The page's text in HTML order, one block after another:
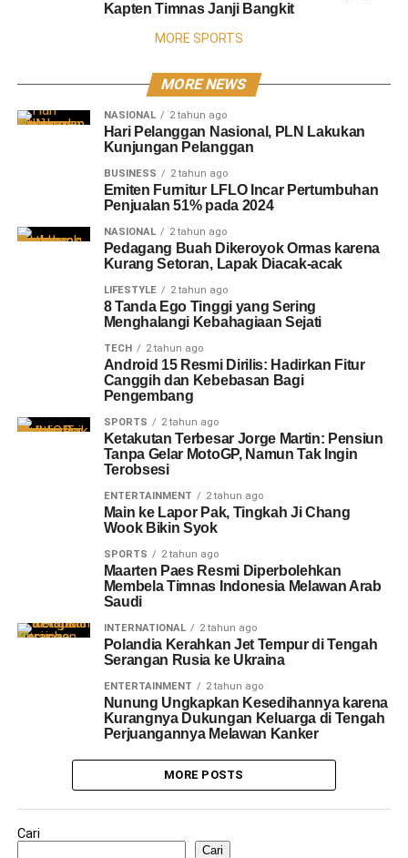
Kapten Timnas Janji Bangkit
MORE SPORTS
MORE NEWS
NASIONAL 2 tahun ago
Hari Pelanggan Nasional, PLN Lakukan
Kunjungan Pelanggan
BUSINESS 2 tahun ago
Emiten Furnitur LFLO Incar Pertumbuhan
Penjualan 51% pada 2024
NASIONAL 2 tahun ago
Pedagang Buah Dikeroyok Ormas karena
Kurang Setoran, Lapak Diacak-acak
LIFESTYLE 2 tahun ago
8 Tanda Ego Tinggi yang Sering
Menghalangi Kebahagiaan Sejati
TECH 2 tahun ago
Android 15 Resmi Dirilis: Hadirkan Fitur
Canggih dan Kebebasan Bagi
Pengembang
SPORTS 2 tahun ago
Ketakutan Terbesar Jorge Martin: Pensiun
Tanpa Gelar MotoGP, Namun Tak Ingin
Terobsesi
ENTERTAINMENT 2 tahun ago
Main ke Lapor Pak, Tingkah Ji Chang
Wook Bikin Syok
SPORTS 2 tahun ago
Maarten Paes Resmi Diperbolehkan
Membela Timnas Indonesia Melawan Arab
Saudi
INTERNATIONAL 2 tahun ago
Polandia Kerahkan Jet Tempur di Tengah
Serangan Rusia ke Ukraina
ENTERTAINMENT 2 tahun ago
Nunung Ungkapkan Kesedihannya karena
Kurangnya Dukungan Keluarga di Tengah
Perjuangannya Melawan Kanker
MORE POSTS
Cari
Cari